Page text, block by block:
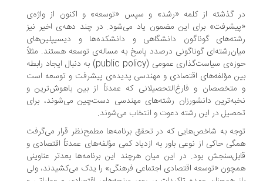
گذشته از کلمه‌ «رشد» و سپس «توسعه» و اکنون از واژه‌ی
برای این مضمون یاد می‌شود. در چند دهه‌ی اخیر نیز
گوناگون دانشگاهی و دانشکده‌ها و دیسیپلین‌های
گوناگونی درصدد پاسخ به مساله‌ی توسعه هستند. مثلاً
حوزه‌ی سیاست‌گذاری عمومی (public policy) به دنبال ایجاد رابطه
مؤلفه‌های اقتصادی و مهندسی پدیده‌ی پیشرفت و توسعه است
و فارغ‌التحصیلانی که عمدتاً از بین باهوش‌ترین و
دانشورزان رشته‌های مهندسی دست‌چین می‌شوند، برای
در این رشته دعوت و انتخاب می‌شوند.
به شاخص‌هایی که در تحقق برنامه‌ها مطمح‌نظر قرار می‌گرفت
حاکی از نوعی باور به ازدیاد کمی مؤلفه‌های عمدتاً اقتصادی و
بود. در این میان هرچند این برنامه‌ها بعدتر عناوینی
«توسعه اقتصادی اجتماعی فرهنگی» را یدک می‌کشیدند، ولی